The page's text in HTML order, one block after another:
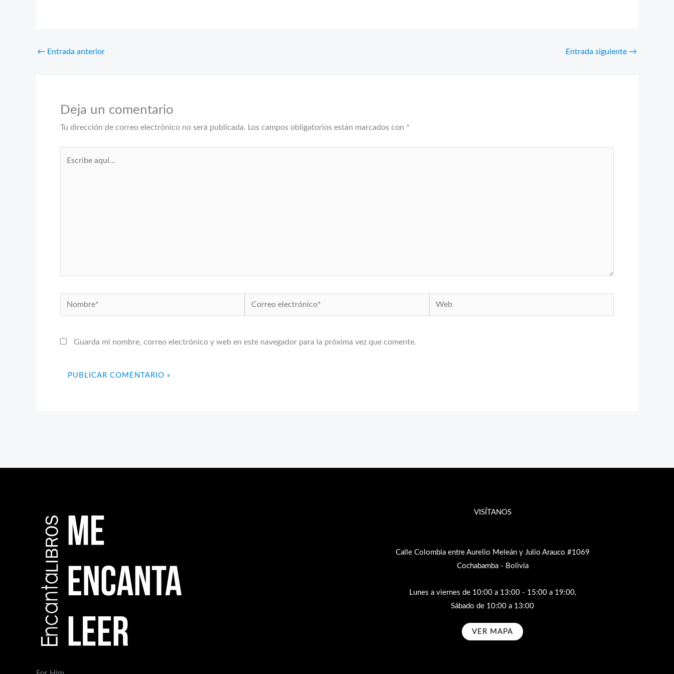
← Entrada anterior Entrada siguiente →
Deja un comentario
Tu dirección de correo electrónico no será publicada. Los campos obligatorios están marcados con *
Nombre*
Correo
electrónico*
Web
Guarda mi nombre, correo electrónico y web en este navegador para la próxima vez que comente.
VISÍTANOS
Calle Colombia entre Aurelio Meleán y Julio Arauco #1069
Cochabamba - Bolivia
Lunes a viernes de 10:00 a 13:00 - 15:00 a 19:00,
Sábado de 10:00 a 13:00
VER MAPA